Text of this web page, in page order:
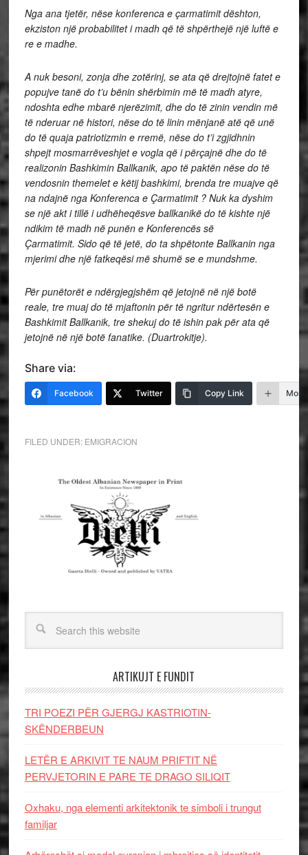
Nga ana tjetër, nëse konferenca e çarmatimit dështon,
ekziston një probabilitet i madh që të shpërthejë një luftë e
re e madhe.
A nuk besoni, zonja dhe zotërinj, se ata që drejtojnë fatet e
popujve tanë do t’u bënin shërbimin më të madh atyre,
ndoshta edhe mbarë njerëzimit, dhe do të zinin vendin më
të nderuar në histori, nëse do të linin mënjanë atë që unë
do të quaja patriotizmin e rremë, nëse do t’i zgjidhnin
shpejt mosmarrëveshjet e vogla që i përçajnë dhe do të
realizonin Bashkimin Ballkanik, apo të paktën nëse do të
vendosnin themelet e këtij bashkimi, brenda tre muajve që
na ndajnë nga Konferenca e Çarmatimit ? Nuk ka dyshim
se një akt i tillë i udhëheqësve ballkanikë do të kishte një
ndikim të madh në punën e Konferencës së
Çarmatimit. Sido që të jetë, do ta shpëtonte Ballkanin nga
mjerimi dhe një fatkeqësi më shumë se e mundshme.
Për punëtorët e ndërgjegjshëm që jetojnë në një botë
reale, tre muaj do të mjaftonin për të ngritur ndërtesën e
Bashkimit Ballkanik, tre shekuj do të ishin pak për ata që
jetojnë në një botë fanatike. (Duartrokitje).
Share via:
Facebook Twitter Copy Link More
FILED UNDER: EMIGRACION
ARTIKUJT E FUNDIT
TRI POEZI PËR GJERGJ KASTRIOTIN-
SKËNDERBEUN
LETËR E ARKIVIT TE NAUM PRIFTIT NË
PERVJETORIN E PARE TE DRAGO SILIQIT
Oxhaku, nga elementi arkitektonik te simboli i trungut
familjar